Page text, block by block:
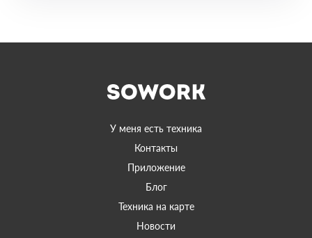
У меня есть техника
Контакты
Приложение
Блог
Техника на карте
Новости